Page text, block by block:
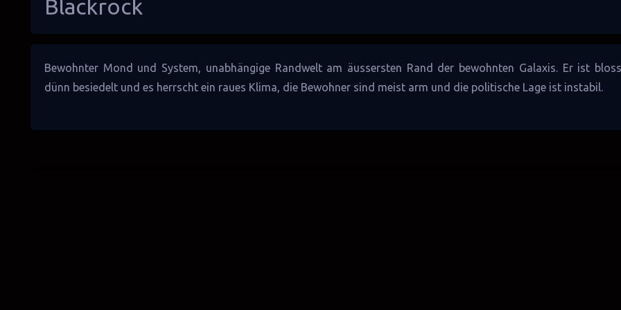
Blackrock
Bewohnter Mond und System, unabhängige Randweltam äussersten Rand der bewohnten Galaxis. Er ist
dünn besiedelt und es herrscht ein raues Klima, die Bewohner sind meist arm und die politische Lage ist instabil.